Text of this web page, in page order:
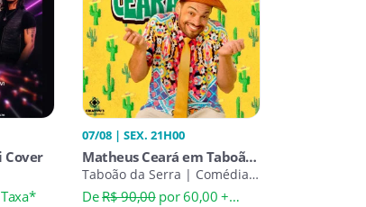
Cover
07/08 | SEX. 21H00
Matheus Ceará em Taboão
da Serra | Desculpa Eu Ter
Vindo
Taboão da Serra | Comédia
Stand-Up
DeR$ 90,00por 60,00 +